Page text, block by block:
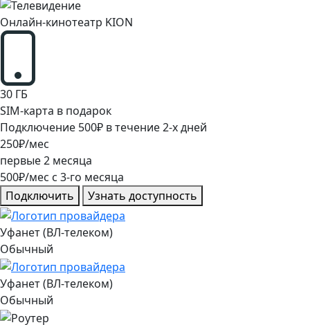
Онлайн-кинотеатр KION
30 ГБ
SIM-карта в подарок
Подключение 500₽ в течение2-х дней
250₽/мес
первые2 месяца
500₽/мес c 3-го месяца
Подключить
Узнать доступность
Уфанет (ВЛ-телеком)
Обычный
Уфанет (ВЛ-телеком)
Обычный